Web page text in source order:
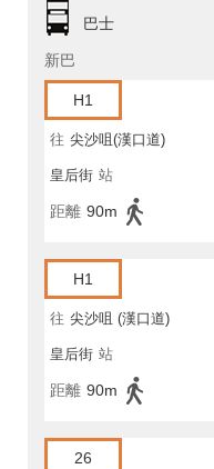
巴士
新巴
H1
往 尖沙咀(漢口道)
皇后街 站
距離 90m
H1
往 尖沙咀 (漢口道)
皇后街 站
距離 90m
26